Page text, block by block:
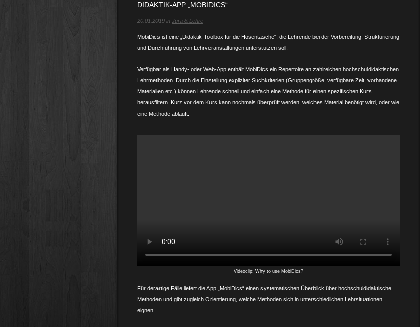
DIDAKTIK-APP „MOBIDICS“
20.01.2019 in Jura & Lehre
MobiDics ist eine „Didaktik-Toolbox für die Hosentasche“, die Lehrende bei der Vorbereitung, Strukturierung
und Durchführung von Lehrveranstaltungen unterstützen soll.
Verfügbar als Handy- oder Web-App enthält MobiDics ein Repertoire an zahlreichen hochschuldidaktischen
Lehrmethoden. Durch die Einstellung expliziter Suchkriterien (Gruppengröße, verfügbare Zeit, vorhandene
Materialien etc.) können Lehrende schnell und einfach eine Methode für einen spezifischen Kurs
herausfiltern. Kurz vor dem Kurs kann nochmals überprüft werden, welches Material benötigt wird, oder wie
eine Methode abläuft.
Videoclip: Why to use MobiDics?
Für derartige Fälle liefert die App „MobiDics“ einen systematischen Überblick über hochschul­didaktische
Methoden und gibt zugleich Orientierung, welche Methoden sich in unterschied­lichen Lehr­situationen
eignen.